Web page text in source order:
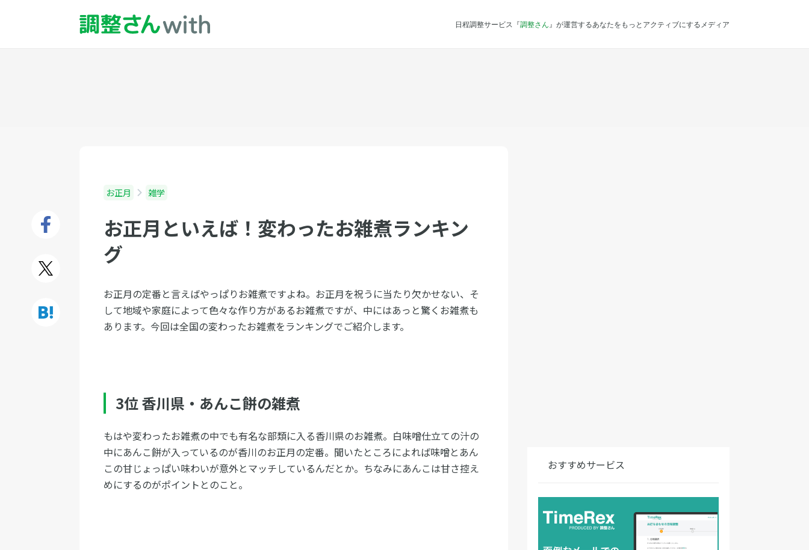
日程調整サービス『調整さん 』が運営するあなたをもっとアクティブにするメディア
お正月 雑学
お正月といえば！変わったお雑煮ランキン
グ
お正月の定番と言えばやっぱりお雑煮ですよね。お正月を祝うに当たり欠かせない、そ
して地域や家庭によって色々な作り方があるお雑煮ですが、中にはあっと驚くお雑煮も
あります。今回は全国の変わったお雑煮をランキングでご紹介します。
3位 香川県・あんこ餅の雑煮
もはや変わったお雑煮の中でも有名な部類に入る香川県のお雑煮。白味噌仕立ての汁の
中にあんこ餅が入っているのが香川のお正月の定番。聞いたところによれば味噌とあん
この甘じょっぱい味わいが意外とマッチしているんだとか。ちなみにあんこは甘さ控え
めにするのがポイントとのこと。
おすすめサービス